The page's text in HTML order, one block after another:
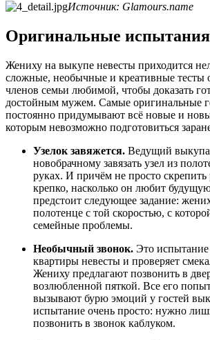
Источник: Glamours.name
Оригинальные
Жениху на выкупе невесты приходится
сложные, необычные и креативные тесты
членов семьи любимой, чтобы доказать
достойным мужем. Самые оригинальные
постоянно придумывают всё новые и
которым невозможно подготовиться
Узелок завяжется. Ведущий выкупа
новобрачному завязать узел из
руках. И причём не просто скрепить
крепко, насколько он любит
предстоит следующее задание:
полотенце с той скоростью, с
семейные проблемы.
Необычный звонок. Это испытание
квартиры невесты и проверяет
Жениху предлагают позвонить в
возлюбленной пяткой. Все его
вызывают бурю эмоций у гостей
испытание очень просто: нужно
позвонить в звонок каблуком.